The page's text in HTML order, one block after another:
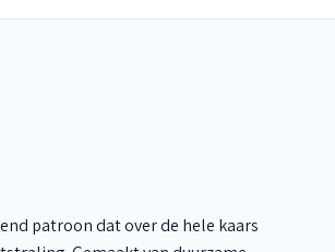
patroon dat over de hele kaars